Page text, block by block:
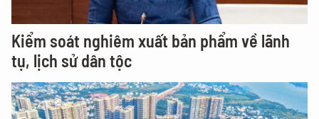
Kiểm soát nghiêm xuất bản phẩm về lãnh
tụ, lịch sử dân tộc